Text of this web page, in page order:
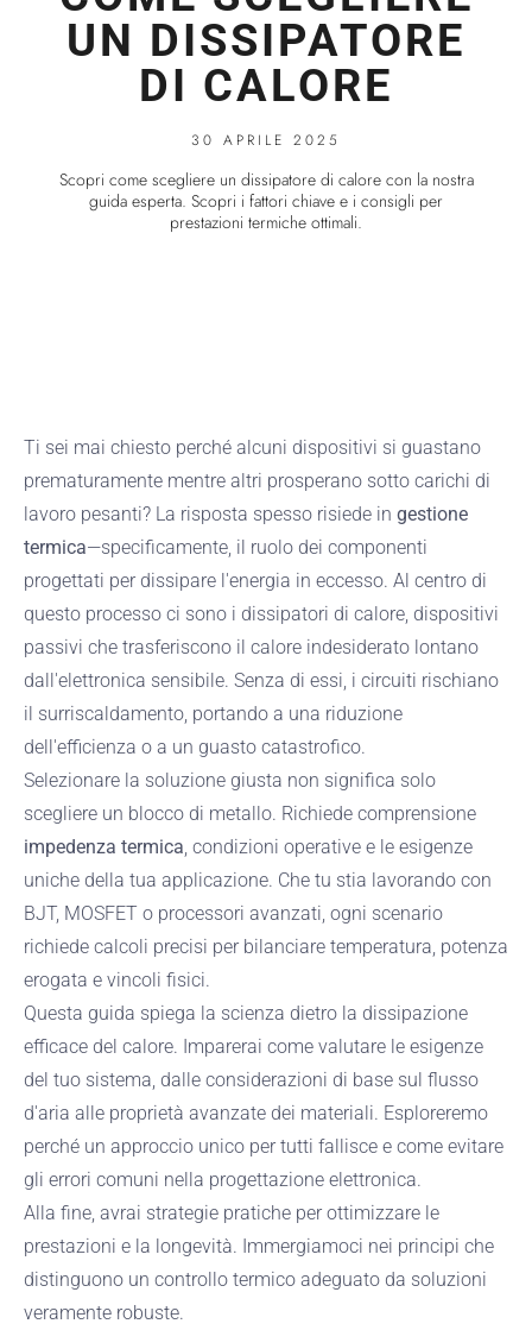
UN DISSIPATORE
DI CALORE
30 APRILE 2025
Scopri come scegliere un dissipatore di calore con la nostra
guida esperta. Scopri i fattori chiave e i consigli per
prestazioni termiche ottimali.
Ti sei mai chiesto perché alcuni dispositivi si guastano
prematuramente mentre altri prosperano sotto carichi di
lavoro pesanti? La risposta spesso risiede in gestione
termica—specificamente, il ruolo dei componenti
progettati per dissipare l'energia in eccesso. Al centro di
questo processo ci sono i dissipatori di calore, dispositivi
passivi che trasferiscono il calore indesiderato lontano
dall'elettronica sensibile. Senza di essi, i circuiti rischiano
il surriscaldamento, portando a una riduzione
dell'efficienza o a un guasto catastrofico.
Selezionare la soluzione giusta non significa solo
scegliere un blocco di metallo. Richiede comprensione
impedenza termica, condizioni operative e le esigenze
uniche della tua applicazione. Che tu stia lavorando con
BJT, MOSFET o processori avanzati, ogni scenario
richiede calcoli precisi per bilanciare temperatura, potenza
erogata e vincoli fisici.
Questa guida spiega la scienza dietro la dissipazione
efficace del calore. Imparerai come valutare le esigenze
del tuo sistema, dalle considerazioni di base sul flusso
d'aria alle proprietà avanzate dei materiali. Esploreremo
perché un approccio unico per tutti fallisce e come evitare
gli errori comuni nella progettazione elettronica.
Alla fine, avrai strategie pratiche per ottimizzare le
prestazioni e la longevità. Immergiamoci nei principi che
distinguono un controllo termico adeguato da soluzioni
veramente robuste.